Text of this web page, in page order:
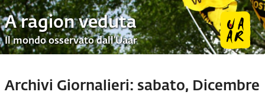
A ragion veduta
Il mondo osservato dall’Uaar
Archivi Giornalieri: sabato, Dicembre